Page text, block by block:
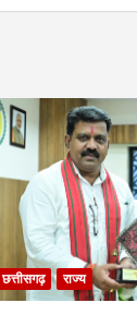
छत्तीसगढ़ राज्य